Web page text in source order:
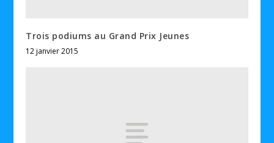
Trois podiums au Grand Prix Jeunes
12 janvier 2015